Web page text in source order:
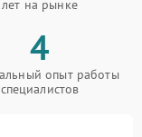
лет на рынке
4
опыт работы
специалистов